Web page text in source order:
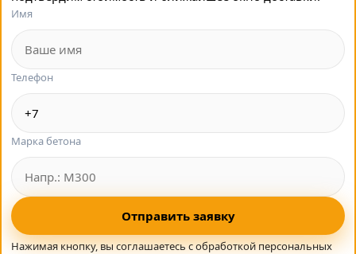
Имя
Телефон
Марка бетона
Отправить заявку
Нажимая кнопку, вы соглашаетесь с обработкой персональных